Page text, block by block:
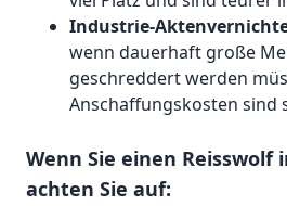
Industrie-
wenn dauerhaft große
geschreddert werden
Anschaffungskosten sind
Wenn Sie einen Reisswolf
achten Sie auf: